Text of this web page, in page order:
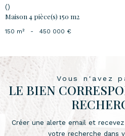
()
Maison 4 pièce(s) 150 m2
150 m² - 450 000 €
Vous n'avez
LE BIEN
Créer une alerte email et
votre recherche dans